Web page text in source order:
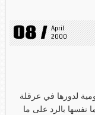
08 / April
2000
حكومية لدورها في عرقلة
نفسها بالرد على ما